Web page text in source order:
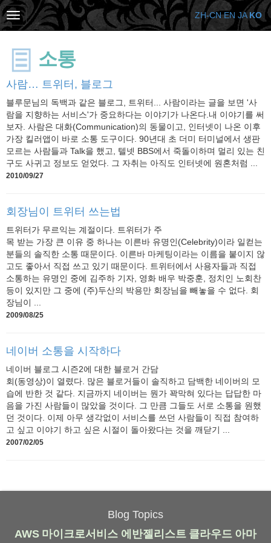
소통
사람… 트위터, 블로그
블루문님의 독백과 같은 블로그, 트위터... 사람이라는 글을 보면 '사
람을 지향하는 서비스'가 중요하다는 이야기가 나온다.내 이야기를 써
보자. 사람은 대화(Communication)의 동물이고, 인터넷이 나온 이후
가장 킬러앱이 바로 소통 도구이다. 90년대 초 더미 터미널에서 생판
모르는 사람들과 Talk을 했고, 텔넷 BBS에서 죽돌이하며 멀리 있는 친
구도 사귀고 정보도 얻었다. 그 자취는 아직도 인터넷에 원혼처럼 ...
2010/09/27
회장님이 트위터 쓰는법
트위터가 무르익는 계절이다. 트위터가 주
목 받는 가장 큰 이유 중 하나는 이른바 유명인(Celebrity)이라 일컫는
분들의 솔직한 소통 때문이다. 이른바 마케팅이라는 이름을 붙이지 않
고도 좋아서 직접 쓰고 있기 때문이다. 트위터에서 사용자들과 직접
소통하는 유명인 중에 김주하 기자, 영화 배우 박중훈, 정치인 노회찬
등이 있지만 그 중에 (주)두산의 박용만 회장님을 빼놓을 수 없다. 회
장님이 ...
2009/08/25
네이버 소통을 시작하다
네이버 블로그 시즌2에 대한 블로거 간담
회(동영상)이 열렸다. 많은 블로거들이 솔직하고 담백한 네이버의 모
습에 반한 것 같다. 지금까지 네이버는 뭔가 꽉막혀 있다는 답답한 마
음을 가진 사람들이 많았을 것이다. 그 만큼 그들도 서로 소통을 원했
던 것이다. 이제 아무 생각없이 서비스를 쓰던 사람들이 직접 참여하
고 싶고 이야기 하고 싶은 시절이 돌아왔다는 것을 깨닫기 ...
2007/02/05
Blog Topics
AWS 마이크로서비스 에반젤리스트 클라우드 아마
ZH-CN EN JA KO